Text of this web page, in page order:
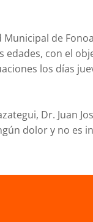
de
edades, con el
los días
Dr. Juan
dolor y no es